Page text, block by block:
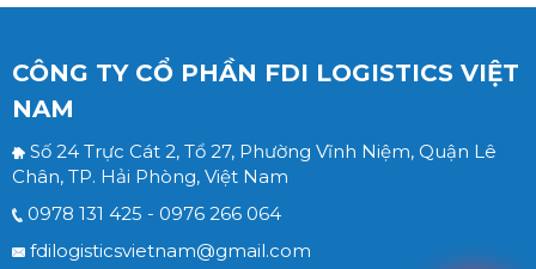
CÔNG TY CỔ PHẦN FDI LOGISTICS VIỆT
NAM
Số 24 Trực Cát 2, Tổ 27, Phường Vĩnh Niệm, Quận Lê
Chân, TP. Hải Phòng, Việt Nam
0978 131 425 - 0976 266 064
fdilogisticsvietnam@gmail.com